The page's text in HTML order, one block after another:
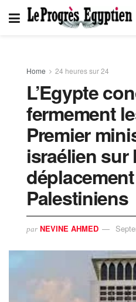
Home 24 heures sur 24
L’Egypte
fermement
Premier
israélien sur
Palestiniens
par NEVINE AHMED